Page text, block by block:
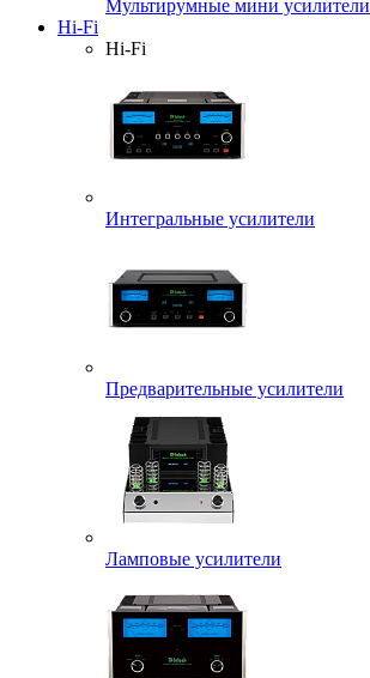
Мультирумные мини усилители
Hi-Fi
Hi-Fi
Интегральные усилители
Предварительные усилители
Ламповые усилители